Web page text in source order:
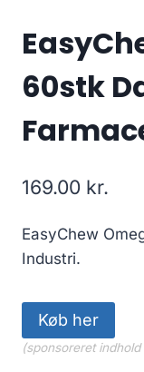
60stk
169.00 kr.
EasyChew
Industri.
Køb her
(sponsoreret